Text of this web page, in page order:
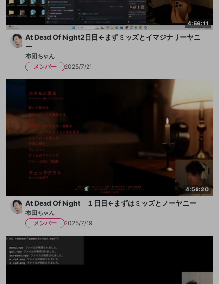
4:56:11
At Dead Of Night2日目←まずミッズとイマジナリーヤニ
ー
布団ちゃん
メンバー
2025/7/21
4:56:20
At Dead Of Night １日目←まずはミッズとノーヤニー
布団ちゃん
メンバー
2025/7/19